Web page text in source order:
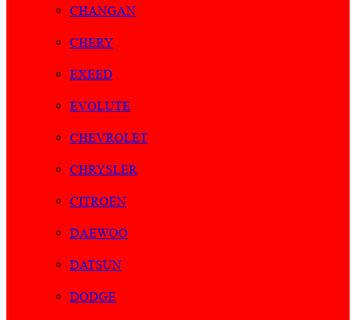
CHANGAN
CHERY
EXEED
EVOLUTE
CHEVROLET
CHRYSLER
CITROEN
DAEWOO
DATSUN
DODGE